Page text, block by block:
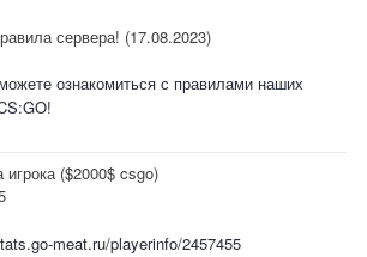
сервера! (17.08.2023)
ознакомиться с правилами наших
($2000$ csgo)
meat.ru/playerinfo/2457455